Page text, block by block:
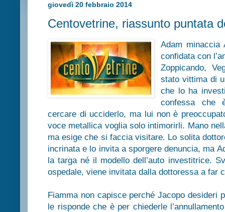
giovedì 20 febbraio 2014
Centovetrine, riassunto puntata
Adam
confidata con
Zoppicando,
stato vittima di
che lo ha
confessa che
cercare di ucciderlo, ma lui non è
voce metallica voglia solo intimorirli. Mano
ma esige che si faccia visitare. Lo solita
incrinata e lo invita a sporgere denuncia, ma
la targa né il modello dell’auto investitrice.
ospedale, viene invitata dalla dottoressa a far
Fiamma non capisce perché Jacopo desideri
le risponde che è per chiederle